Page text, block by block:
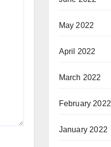
May 2022
April 2022
March 2022
February 2022
January 2022